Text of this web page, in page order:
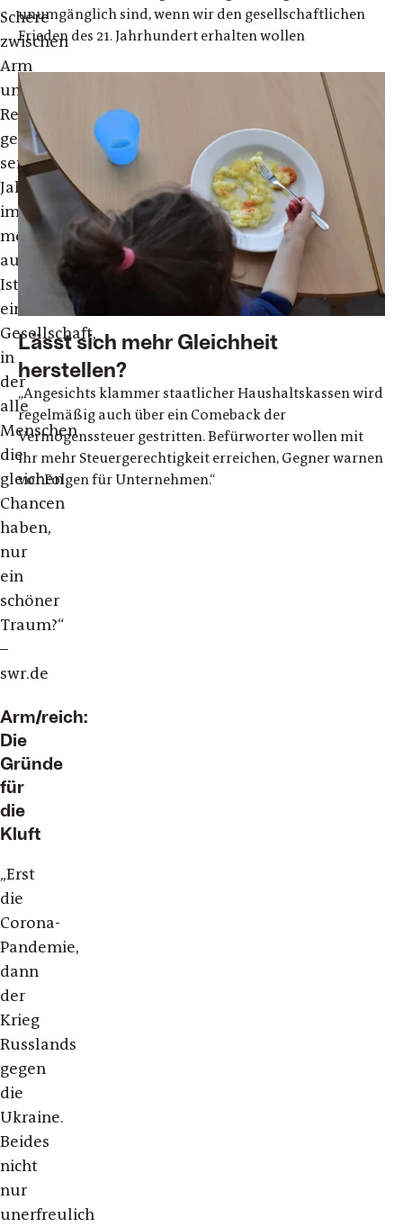
Schere
zwischen
Arm
und
Reich
geht
seit
Jahren
immer
mehr
auseinander.
Ist
eine
Gesellschaft,
in
der
alle
Menschen
die
gleichen
Chancen
haben,
nur
ein
schöner
Traum?“
–
swr.de
Arm/reich:
Die
Gründe
für
die
Kluft
„Erst
die
Corona-
Pandemie,
dann
der
Krieg
Russlands
gegen
die
Ukraine.
Beides
nicht
nur
unerfreulich
unumgänglich sind, wenn wir den gesellschaftlichen
Frieden des 21. Jahrhundert erhalten wollen
Lässt sich mehr Gleichheit
herstellen?
„Angesichts klammer staatlicher Haushaltskassen wird
regelmäßig auch über ein Comeback der
Vermögenssteuer gestritten. Befürworter wollen mit
ihr mehr Steuergerechtigkeit erreichen, Gegner warnen
vor Folgen für Unternehmen.“